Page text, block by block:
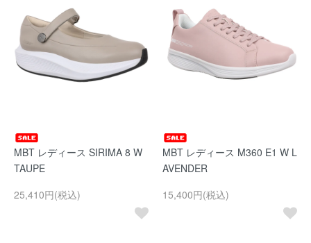
MBT レディース SIRIMA 8 W
TAUPE
25,410円(税込)
MBT レディース M360 E1 W L
AVENDER
15,400円(税込)